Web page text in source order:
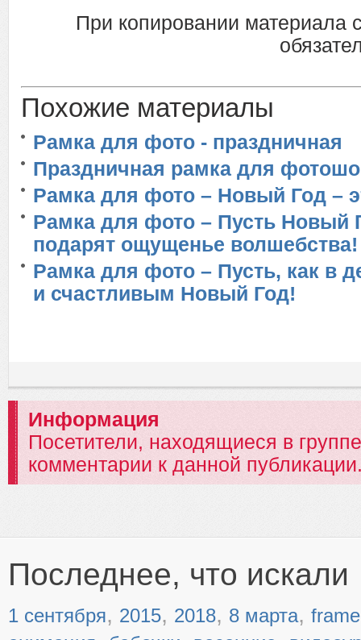
При копировании материала
Похожие материалы
Рамка для фото - праздничная
Праздничная рамка для
Рамка для фото – Новый Год –
Рамка для фото – Пусть Новый
подарят ощущенье волшебства!
Рамка для фото – Пусть, как в
и счастливым Новый Год!
Информация
Посетители, находящиеся в
комментарии к данной
Последнее, что искали
1 сентября, 2015, 2018, 8 марта, frame